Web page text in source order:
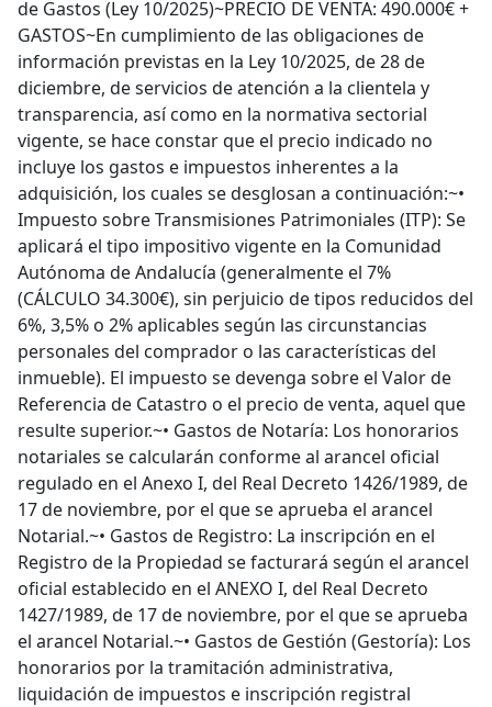
de Gastos (Ley 10/2025)~PRECIO DE VENTA: 490.000€ +
GASTOS~En cumplimiento de las obligaciones de
información previstas en la Ley 10/2025, de 28 de
diciembre, de servicios de atención a la clientela y
transparencia, así como en la normativa sectorial
vigente, se hace constar que el precio indicado no
incluye los gastos e impuestos inherentes a la
adquisición, los cuales se desglosan a continuación:~•
Impuesto sobre Transmisiones Patrimoniales (ITP): Se
aplicará el tipo impositivo vigente en la Comunidad
Autónoma de Andalucía (generalmente el 7%
(CÁLCULO 34.300€), sin perjuicio de tipos reducidos del
6%, 3,5% o 2% aplicables según las circunstancias
personales del comprador o las características del
inmueble). El impuesto se devenga sobre el Valor de
Referencia de Catastro o el precio de venta, aquel que
resulte superior.~• Gastos de Notaría: Los honorarios
notariales se calcularán conforme al arancel oficial
regulado en el Anexo I, del Real Decreto 1426/1989, de
17 de noviembre, por el que se aprueba el arancel
Notarial.~• Gastos de Registro: La inscripción en el
Registro de la Propiedad se facturará según el arancel
oficial establecido en el ANEXO I, del Real Decreto
1427/1989, de 17 de noviembre, por el que se aprueba
el arancel Notarial.~• Gastos de Gestión (Gestoría): Los
honorarios por la tramitación administrativa,
liquidación de impuestos e inscripción registral